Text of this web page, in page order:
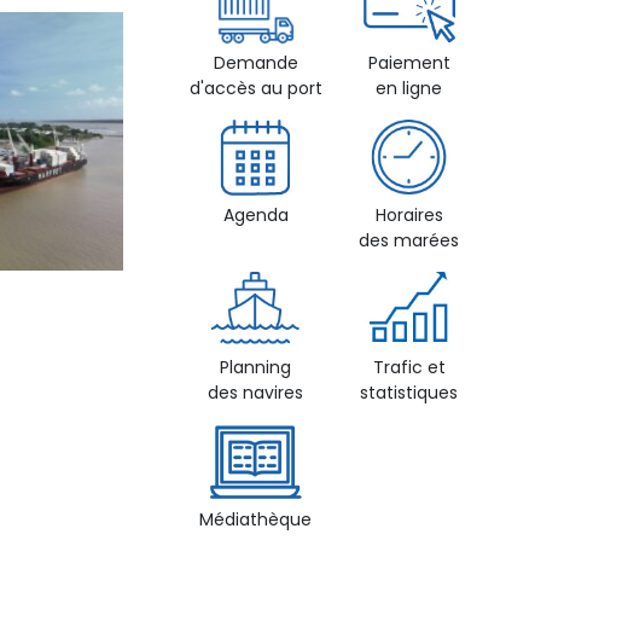
Demande
d'accès au port
Paiement
en ligne
Agenda
Horaires
des marées
Planning
des navires
Trafic et
statistiques
Médiathèque